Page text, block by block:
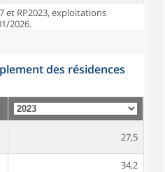
et RP2023, exploitations
2026.
des résidences
27,5
34,2